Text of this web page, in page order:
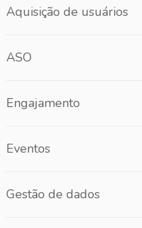
Aquisição de usuários
ASO
Engajamento
Eventos
Gestão de dados